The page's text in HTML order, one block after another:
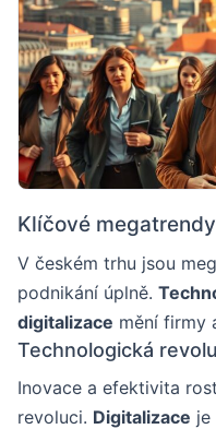
Klíčové
V českém trhu jsou
podnikání úplně.
digitalizace mění firmy
Technologická
Inovace a efektivita
revoluci. Digitalizace je